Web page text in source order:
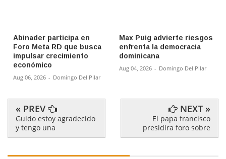
Abinader participa en
Foro Meta RD que busca
impulsar crecimiento
económico
Aug 06, 2026 - Domingo Del Pilar
Max Puig advierte riesgos
enfrenta la democracia
dominicana
Aug 04, 2026 - Domingo Del Pilar
« PREV
Guido estoy agradecido
y tengo una
NEXT »
El papa francisco
presidira foro sobre